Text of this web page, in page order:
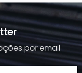
por email